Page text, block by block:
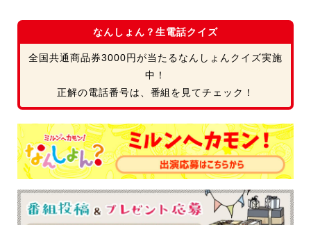
なんしょん？生電話クイズ
全国共通商品券3000円が当たるなんしょんクイズ実施
中！
正解の電話番号は、番組を見てチェック！